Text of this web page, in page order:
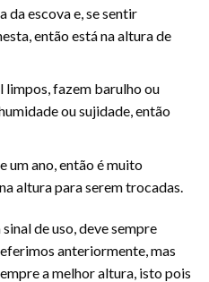
da escova e, se sentir
então está na altura de
limpos, fazem barulho ou
ou sujidade, então
um ano, então é muito
altura para serem trocadas.
de uso, deve sempre
anteriormente, mas
a melhor altura, isto pois